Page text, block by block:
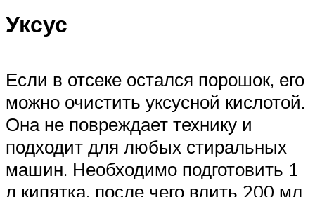
Уксус
Если в отсеке остался порошок, его
можно очистить уксусной кислотой.
Она не повреждает технику и
подходит для любых стиральных
машин. Необходимо подготовить 1
л кипятка, после чего влить 200 мл